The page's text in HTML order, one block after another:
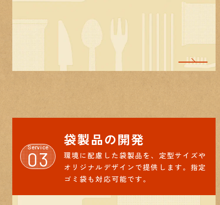
Service
03
袋製品の開発
環境に配慮した袋製品を、定型サイズや
オリジナルデザインで提供します。指定
ゴミ袋も対応可能です。